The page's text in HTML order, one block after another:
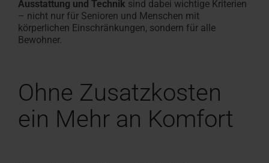
Ausstattung und Technik sind dabei wichtige Kriterien
– nicht nur für Senioren und Menschen mit
körperlichen Einschränkungen, sondern für alle
Bewohner.
Ohne Zusatzkosten
ein Mehr an Komfort